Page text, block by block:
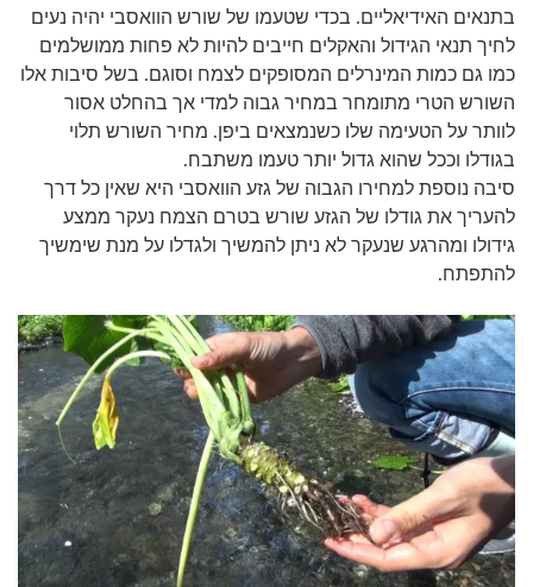
בתנאים האידיאליים. בכדי שטעמו של שורש הוואסבי יהיה נעים
לחיך תנאי הגידול והאקלים חייבים להיות לא פחות ממושלמים
כמו גם כמות המינרלים המסופקים לצמח וסוגם. בשל סיבות אלו
השורש הטרי מתומחר במחיר גבוה למדי אך בהחלט אסור
לוותר על הטעימה שלו כשנמצאים ביפן. מחיר השורש תלוי
בגודלו וככל שהוא גדול יותר טעמו משתבח.
סיבה נוספת למחירו הגבוה של גזע הוואסבי היא שאין כל דרך
להעריך את גודלו של הגזע שורש בטרם הצמח נעקר ממצע
גידולו ומהרגע שנעקר לא ניתן להמשיך ולגדלו על מנת שימשיך
להתפתח.